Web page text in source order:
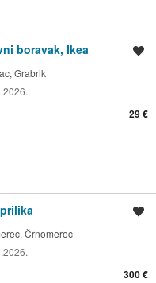
boravak, Ikea
Grabrik
29 €
Črnomerec
300 €